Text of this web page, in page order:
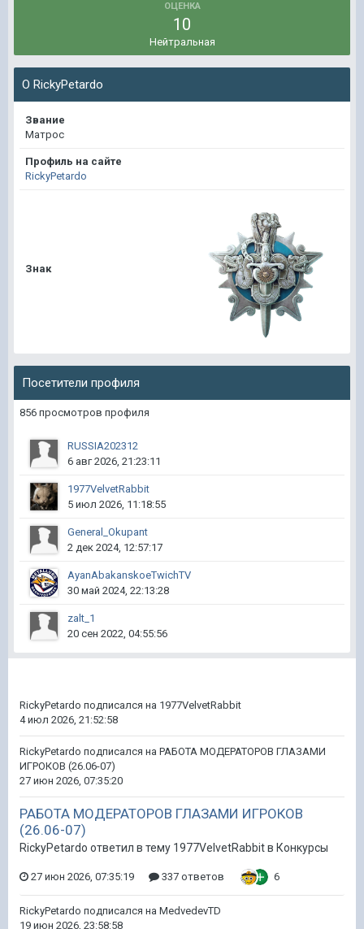
ОЦЕНКА
10
Нейтральная
О RickyPetardo
Звание
Матрос
Профиль на сайте
RickyPetardo
Знак
Посетители профиля
856 просмотров профиля
RUSSIA202312
6 авг 2026, 21:23:11
1977VelvetRabbit
5 июл 2026, 11:18:55
General_Okupant
2 дек 2024, 12:57:17
AyanAbakanskoeTwichTV
30 май 2024, 22:13:28
zalt_1
20 сен 2022, 04:55:56
RickyPetardo подписался на 1977VelvetRabbit
4 июл 2026, 21:52:58
RickyPetardo подписался на РАБОТА МОДЕРАТОРОВ ГЛАЗАМИ
ИГРОКОВ (26.06-07)
27 июн 2026, 07:35:20
РАБОТА МОДЕРАТОРОВ ГЛАЗАМИ ИГРОКОВ
(26.06-07)
RickyPetardo ответил в тему 1977VelvetRabbit в Конкурсы
27 июн 2026, 07:35:19 337 ответов 6
RickyPetardo подписался на MedvedevTD
19 июн 2026, 23:58:58